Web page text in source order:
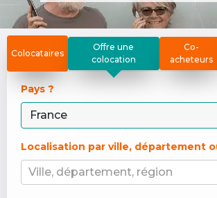
Colocataires
Offre une
colocation
Co-
acheteurs
Pays ?
Localisation par ville, département
Ville, département, région